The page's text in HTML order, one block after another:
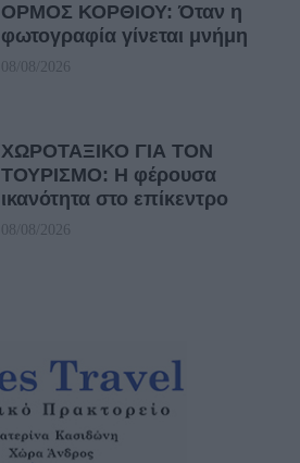
ΟΡΜΟΣ ΚΟΡΘΙΟΥ: Όταν η
φωτογραφία γίνεται μνήμη
08/08/2026
ΧΩΡΟΤΑΞΙΚΟ ΓΙΑ ΤΟΝ
ΤΟΥΡΙΣΜΟ: Η φέρουσα
ικανότητα στο επίκεντρο
08/08/2026